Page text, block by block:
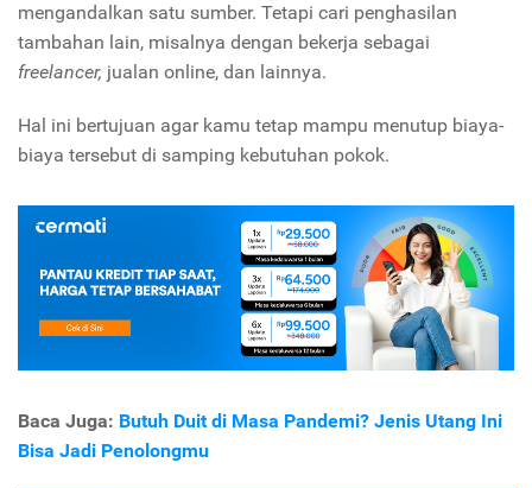
mengandalkan satu sumber. Tetapi cari penghasilan
tambahan lain, misalnya dengan bekerja sebagai
freelancer, jualan online, dan lainnya.
Hal ini bertujuan agar kamu tetap mampu menutup biaya-
biaya tersebut di samping kebutuhan pokok.
Baca Juga: Butuh Duit di Masa Pandemi? Jenis Utang Ini
Bisa Jadi Penolongmu